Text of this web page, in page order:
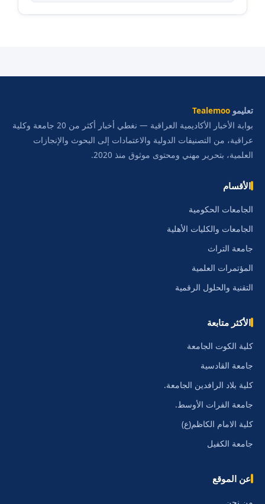
تعليمو Tealemoo
بوابة الأخبار الأكاديمية العراقية — نغطي أخبار أكثر من 20 جامعة وكلية
عراقية، من التصنيفات الدولية والاعتمادات إلى البحوث والإنجازات
العلمية، بتحرير مهني ومحتوى موثوق منذ 2020.
الأقسام
الجامعات الحكومية
الجامعات والكليات الأهلية
جامعة التراث
المؤتمرات العلمية
التقنية والحلول الرقمية
الأكثر متابعة
كلية الكوت الجامعة
جامعة القادسية
كلية بلاد الرافدين الجامعة.
جامعة الفرات الأوسط.
كلية الامام الكاظم(ع)
جامعة الكفيل
عن الموقع